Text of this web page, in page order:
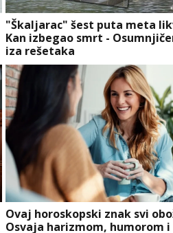
"Škaljarac" šest puta meta
Kan izbegao smrt -
iza rešetaka
Ovaj horoskopski znak svi
Osvaja harizmom, humorom